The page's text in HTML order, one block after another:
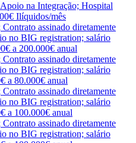
na Integração; Hospital
Ilíquidos/mês
assinado diretamente
no BIG registration; salário
a 200.000€ anual
assinado diretamente
no BIG registration; salário
a 80.000€ anual
assinado diretamente
no BIG registration; salário
a 100.000€ anual
assinado diretamente
no BIG registration; salário